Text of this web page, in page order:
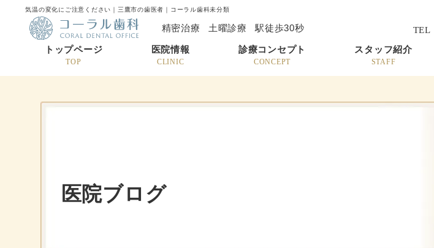
気温の変化にご注意ください｜三鷹市の歯医者｜コーラル歯科未分類
精密治療 土曜診療 駅徒歩30秒 TEL
トップページ
TOP
医院情報
CLINIC
診療コンセプト
CONCEPT
スタッフ紹介
STAFF
医院ブログ